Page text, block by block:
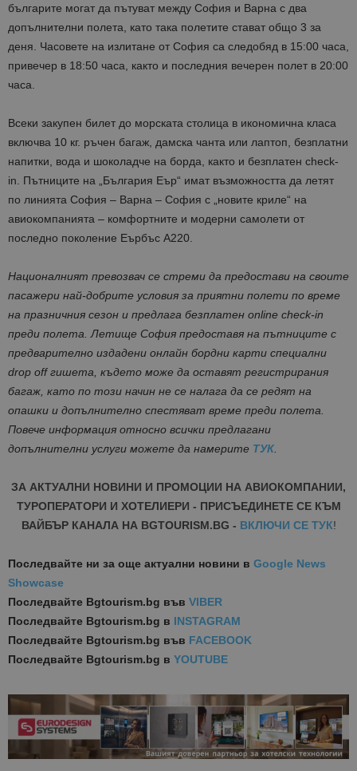
българите могат да пътуват между София и Варна с два
допълнителни полета, като така полетите стават общо 3 за
деня. Часовете на излитане от София са следобяд в 15:00 часа,
привечер в 18:50 часа, както и последния вечерен полет в 20:00
часа.
Всеки закупен билет до морската столица в икономична класа
включва 10 кг. ръчен багаж, дамска чанта или лаптоп, безплатни
напитки, вода и шоколадче на борда, както и безплатен check-
in. Пътниците на „България Еър“ имат възможността да летят
по линията София – Варна – София с „новите криле“ на
авиокомпанията – комфортните и модерни самолети от
последно поколение Еърбъс А220.
Националният превозвач се стреми да предостави на своите
пасажери най-добрите условия за приятни полети по време
на празничния сезон и предлага безплатен online check-in
преди полета.Летище София предоставя на пътниците с
предварително издадени онлайн бордни карти специални
drop off гишета, където може да оставят регистрирания
багаж, като по този начин не се налага да се редят на
опашки и допълнително спестяват време преди полета.
Повече информация относно всички предлагани
допълнителни услуги можете да намерите ТУК.
ЗА АКТУАЛНИ НОВИНИ И ПРОМОЦИИ НА АВИОКОМПАНИИ,
ТУРОПЕРАТОРИ И ХОТЕЛИЕРИ - ПРИСЪЕДИНЕТЕ СЕ КЪМ
ВАЙБЪР КАНАЛА НА BGTOURISM.BG - ВКЛЮЧИ СЕ ТУК!
Последвайте ни за още актуални новини в Google News
Showcase
Последвайте Bgtourism.bg във VIBER
Последвайте Bgtourism.bg в INSTAGRAM
Последвайте Bgtourism.bg във FACEBOOK
Последвайте Bgtourism.bg в YOUTUBE